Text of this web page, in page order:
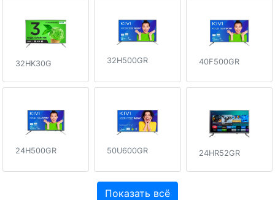
32HK30G 32H500GR 40F500GR
24H500GR 50U600GR 24HR52GR
Показать всё